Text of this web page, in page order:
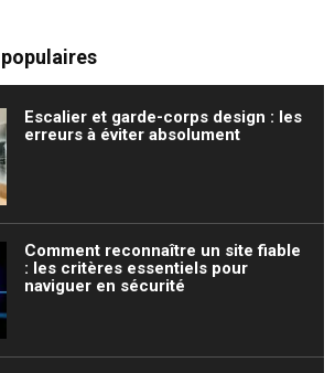
Escalier et garde-corps design : les
erreurs à éviter absolument
Comment reconnaître un site fiable
: les critères essentiels pour
naviguer en sécurité